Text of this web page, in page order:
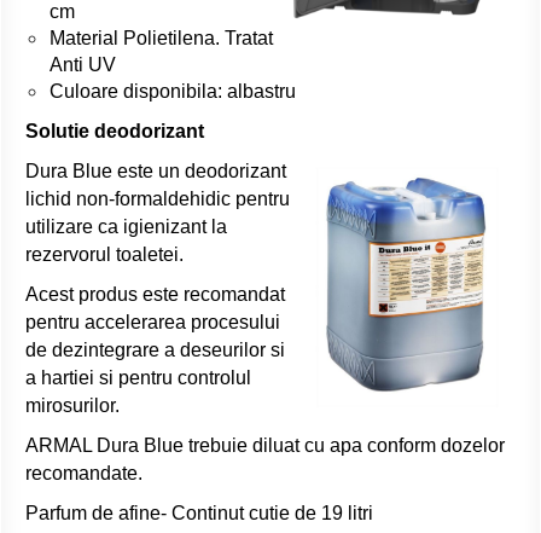
cm
Material Polietilena. Tratat
Anti UV
Culoare disponibila: albastru
Solutie deodorizant
Dura Blue este un deodorizant
lichid non-formaldehidic pentru
utilizare ca igienizant la
rezervorul toaletei.
Acest produs este recomandat
pentru accelerarea procesului
de dezintegrare a deseurilor si
a hartiei si pentru controlul
mirosurilor.
ARMAL Dura Blue trebuie diluat cu apa conform dozelor
recomandate.
Parfum de afine- Continut cutie de 19 litri